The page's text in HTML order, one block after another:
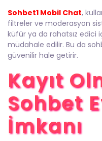
Sohbet1 Mobil Chat,
filtreler ve moderasyon
küfür ya da rahatsız edici
müdahale edilir. Bu da
güvenilir hale getirir.
Kayıt
Sohbet
İmkanı